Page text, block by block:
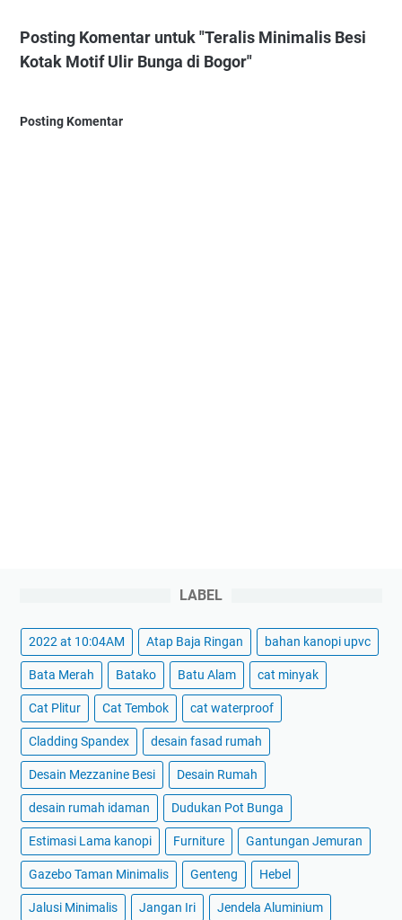
Posting Komentar untuk "Teralis Minimalis Besi
Kotak Motif Ulir Bunga di Bogor"
Posting Komentar
LABEL
2022 at 10:04AM Atap Baja Ringan bahan kanopi upvc
Bata Merah Batako Batu Alam cat minyak
Cat Plitur Cat Tembok cat waterproof
Cladding Spandex desain fasad rumah
Desain Mezzanine Besi Desain Rumah
desain rumah idaman Dudukan Pot Bunga
Estimasi Lama kanopi Furniture Gantungan Jemuran
Gazebo Taman Minimalis Genteng Hebel
Jalusi Minimalis Jangan Iri Jendela Aluminium